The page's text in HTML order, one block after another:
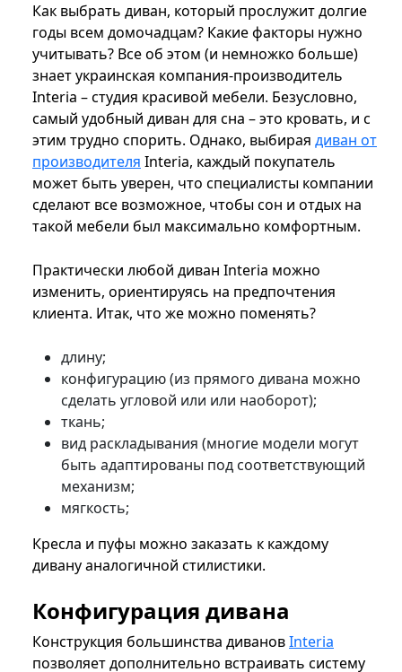
Как выбрать диван, который прослужит долгие
годы всем домочадцам? Какие факторы нужно
учитывать? Все об этом (и немножко больше)
знает украинская компания-производитель
Interia – студия красивой мебели. Безусловно,
самый удобный диван для сна – это кровать, и с
этим трудно спорить. Однако, выбирая диван от
производителя Interia, каждый покупатель
может быть уверен, что специалисты компании
сделают все возможное, чтобы сон и отдых на
такой мебели был максимально комфортным.
Практически любой диван Interia можно
изменить, ориентируясь на предпочтения
клиента. Итак, что же можно поменять?
длину;
конфигурацию (из прямого дивана можно
сделать угловой или или наоборот);
ткань;
вид раскладывания (многие модели могут
быть адаптированы под соответствующий
механизм;
мягкость;
Кресла и пуфы можно заказать к каждому
дивану аналогичной стилистики.
Конфигурация дивана
Конструкция большинства дивановInteria
позволяет дополнительно встраивать систему